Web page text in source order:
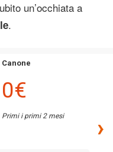
un’occhiata a
.
Canone
0€
Primi i primi 2 mesi ›